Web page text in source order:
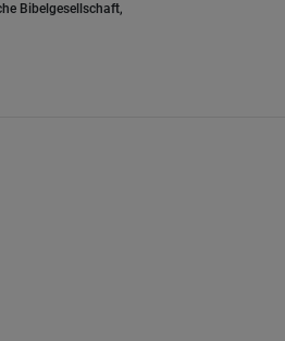
Bibelgesellschaft,